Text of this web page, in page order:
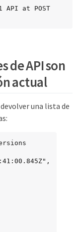
at POST
de API son
actual
una lista de